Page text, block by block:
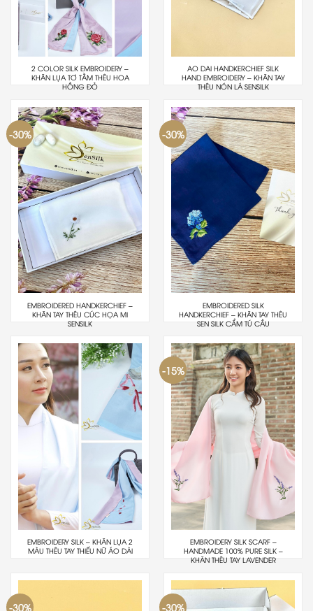
2 COLOR SILK EMBROIDERY –
KHĂN LỤA TƠ TẰM THÊU HOA
HỒNG ĐỎ
AO DAI HANDKERCHIEF SILK
HAND EMBROIDERY – KHĂN TAY
THÊU NÓN LÁ SENSILK
-30%
EMBROIDERED HANDKERCHIEF –
KHĂN TAY THÊU CÚC HỌA MI
SENSILK
-30%
EMBROIDERED SILK
HANDKERCHIEF – KHĂN TAY THÊU
SEN SILK CẨM TÚ CẦU
EMBROIDERY SILK – KHĂN LỤA 2
MÀU THÊU TAY THIẾU NỮ ÁO DÀI
-15%
EMBROIDERY SILK SCARF –
HANDMADE 100% PURE SILK –
KHĂN THÊU TAY LAVENDER
-30% -30%